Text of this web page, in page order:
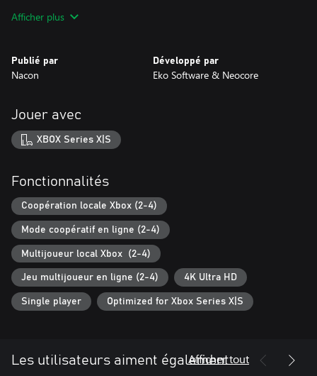
Afficher plus
Publié par
Nacon
Développé par
Eko Software & Neocore
Jouer avec
XBOX Series X|S
Fonctionnalités
Coopération locale Xbox (2-4)
Mode coopératif en ligne (2-4)
Multijoueur local Xbox (2-4)
Jeu multijoueur en ligne (2-4) 4K Ultra HD
Single player Optimized for Xbox Series X|S
Les utilisateurs aiment également
Afficher tout